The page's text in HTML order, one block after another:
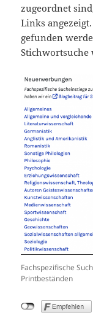
zugeordnet
Links
gefunden
Stichwortsuche
Fachspezifische
Printbeständen